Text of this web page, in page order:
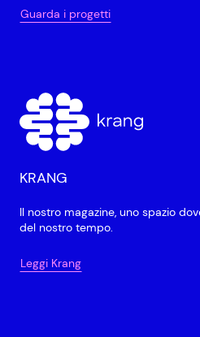
Guarda i progetti
KRANG
Il nostro magazine, uno spazio
del nostro tempo.
Leggi Krang